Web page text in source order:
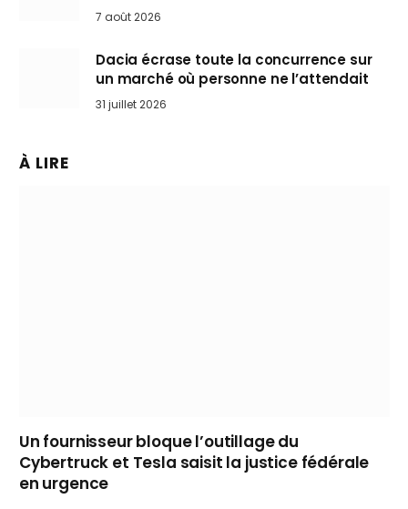
Mini désertent le salon
7 août 2026
Dacia écrase toute la concurrence sur
un marché où personne ne l’attendait
31 juillet 2026
À LIRE
Un fournisseur bloque l’outillage du
Cybertruck et Tesla saisit la justice fédérale
en urgence